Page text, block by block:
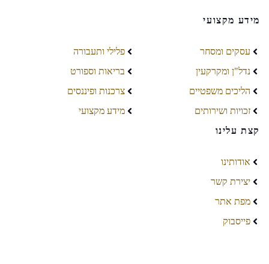
מידע מקצועי
עסקים ומסחר
נדל"ן ומקרקעין
הליכים משפטיים
זכויות ושירותים
פלילי ותעבורה
בריאות וספורט
צרכנות ופיננסים
מידע מקצועי
קצת עלינו
אודותינו
יצירת קשר
מפת אתר
פייסבוק